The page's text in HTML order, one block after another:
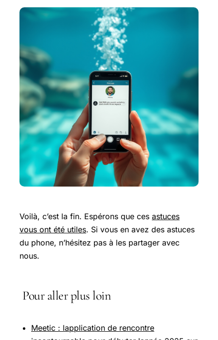
Voilà, c’est la fin. Espérons que ces astuces
vous ont été utiles. Si vous en avez des astuces
du phone, n’hésitez pas à les partager avec
nous.
Pour aller plus loin
Meetic : lapplication de rencontre